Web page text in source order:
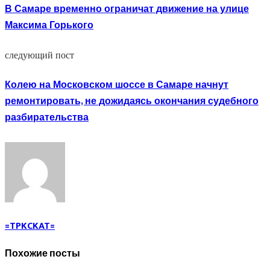
В Самаре временно ограничат движение на улице
Максима Горького
следующий пост
Колею на Московском шоссе в Самаре начнут
ремонтировать, не дожидаясь окончания судебного
разбирательства
=TPKCKAT=
Похожие посты